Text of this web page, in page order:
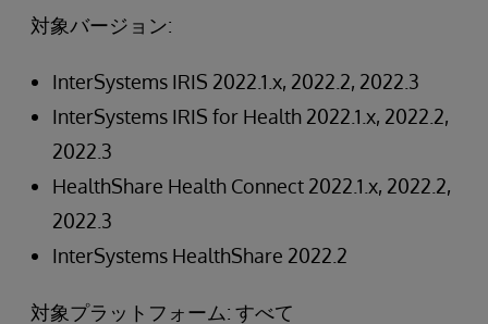
対象バージョン:
InterSystems IRIS 2022.1.x, 2022.2, 2022.3
InterSystems IRIS for Health 2022.1.x, 2022.2,
2022.3
HealthShare Health Connect 2022.1.x, 2022.2,
2022.3
InterSystems HealthShare 2022.2
対象プラットフォーム: すべて